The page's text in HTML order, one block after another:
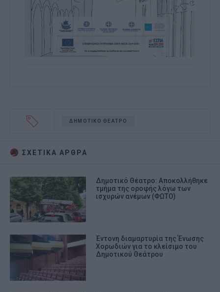
ΔΗΜΟΤΙΚΟ ΘΕΑΤΡΟ
ΣΧΕΤΙΚA AΡΘΡΑ
Δημοτικό Θέατρο: Αποκολλήθηκε
τμήμα της οροφής λόγω των
ισχυρών ανέμων (ΦΩΤΟ)
Έντονη διαμαρτυρία της Ένωσης
Χορωδιών για το κλείσιμο του
Δημοτικού Θεάτρου